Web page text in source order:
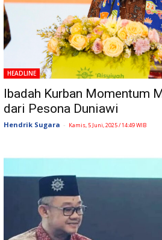
HEADLINE
Ibadah Kurban Momentum
dari Pesona Duniawi
Hendrik Sugara - Kamis, 5 Juni, 2025 / 14:49 WIB